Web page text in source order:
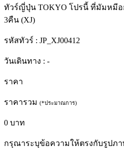
ทัวร์ญี่ปุ่น TOKYO โปรนี้ ที่มัมหมีอ
3คืน (XJ)
รหัสทัวร์ : JP_XJ00412
วันเดินทาง : -
ราคา
ราคารวม (*ประมาณการ)
0 บาท
กรุณาระบุข้อความให้ตรงกับรูปภา